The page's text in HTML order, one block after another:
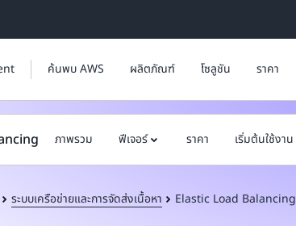
ค้นพบ AWS ผลิตภัณฑ์ โซลูชัน ราคา
ภาพรวม ฟีเจอร์ ราคา เริ่มต้นใช้งาน
ระบบเครือข่ายและการจัดส่งเนื้อหา Elastic Load Balancing